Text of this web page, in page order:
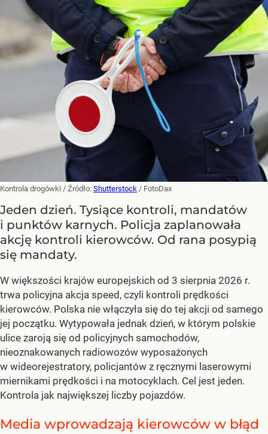
Kontrola drogówki / Źródło: Shutterstock / FotoDax
Jeden dzień. Tysiące kontroli, mandatów
i punktów karnych. Policja zaplanowała
akcję kontroli kierowców. Od rana posypią
się mandaty.
W większości krajów europejskich od 3 sierpnia 2026 r.
trwa policyjna akcja speed, czyli kontroli prędkości
kierowców. Polska nie włączyła się do tej akcji od samego
jej początku. Wytypowała jednak dzień, w którym polskie
ulice zaroją się od policyjnych samochodów,
nieoznakowanych radiowozów wyposażonych
w wideorejestratory, policjantów z ręcznymi laserowymi
miernikami prędkości i na motocyklach. Cel jest jeden.
Kontrola jak największej liczby pojazdów.
Media wprowadzają kierowców w błąd